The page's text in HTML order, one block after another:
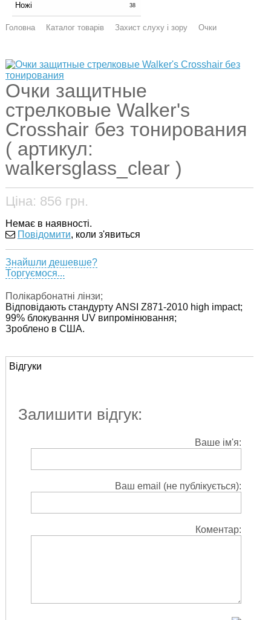
Ножі 38
Головна Каталог товарів Захист слуху і зору Очки
Очки защитные
стрелковые Walker's
Crosshair без тонирования
( артикул:
walkersglass_clear )
Ціна: 856 грн.
Немає в наявності.
Повідомити, коли з'явиться
Знайшли дешевше?
Торгуємося...
Полікарбонатні лінзи;
Відповідають стандурту ANSI Z871-2010 high impact;
99% блокування UV випромінювання;
Зроблено в США.
Відгуки
Залишити відгук:
Ваше ім'я:
Ваш email (не публікується):
Коментар: